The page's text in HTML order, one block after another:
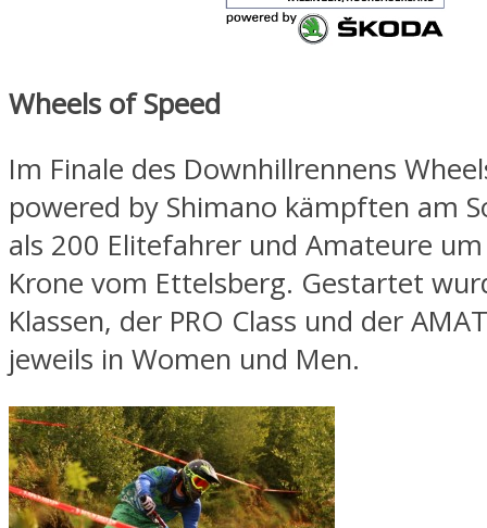
Wheels of Speed
Im Finale des Downhillrennens
powered by Shimano kämpften am
als 200 Elitefahrer und Amateure
Krone vom Ettelsberg. Gestartet
Klassen, der PRO Class und der
jeweils in Women und Men.